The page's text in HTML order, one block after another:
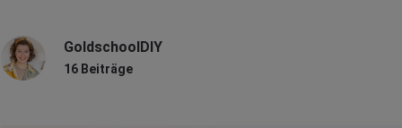
GoldschoolDIY
16 Beiträge